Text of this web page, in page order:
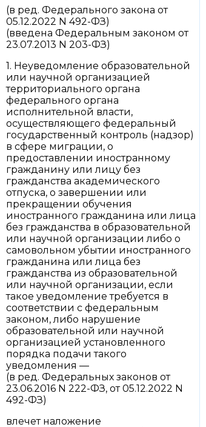
(в ред. Федерального закона от
05.12.2022 N 492-ФЗ)
(введена Федеральным законом от
23.07.2013 N 203-ФЗ)
1. Неуведомление образовательной
или научной организацией
территориального органа
федерального органа
исполнительной власти,
осуществляющего федеральный
государственный контроль (надзор)
в сфере миграции, о
предоставлении иностранному
гражданину или лицу без
гражданства академического
отпуска, о завершении или
прекращении обучения
иностранного гражданина или лица
без гражданства в образовательной
или научной организации либо о
самовольном убытии иностранного
гражданина или лица без
гражданства из образовательной
или научной организации, если
такое уведомление требуется в
соответствии с федеральным
законом, либо нарушение
образовательной или научной
организацией установленного
порядка подачи такого
уведомления —
(в ред. Федеральных законов от
23.06.2016 N 222-ФЗ, от 05.12.2022 N
492-ФЗ)
влечет наложение